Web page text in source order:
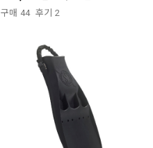
구매 44 후기 2